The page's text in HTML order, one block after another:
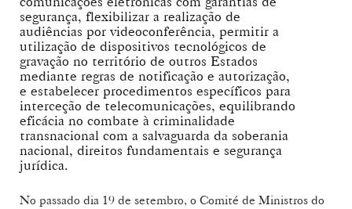
segurança, flexibilizar a realização de
audiências por videoconferência, permitir a
utilização de dispositivos tecnológicos de
gravação no território de outros Estados
mediante regras de notificação e autorização,
e estabelecer procedimentos específicos para
interceção de telecomunicações, equilibrando
eficácia no combate à criminalidade
transnacional com a salvaguarda da soberania
nacional, direitos fundamentais e segurança
jurídica.
No passado dia 19 de setembro, o Comité de Ministros do